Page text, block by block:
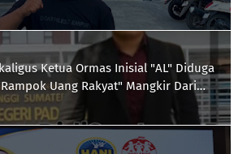
Ketua Ormas Inisial "AL" Diduga
Uang Rakyat" Mangkir Dari
Padangsidimpuan